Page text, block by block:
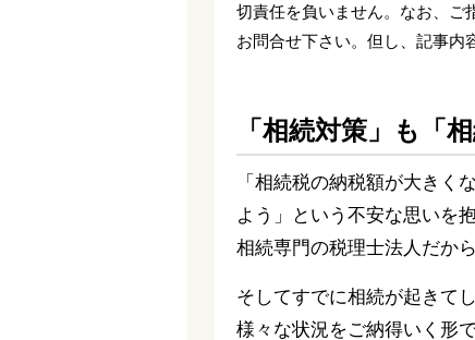
切責任を負いません。なお、ご
お問合せ下さい。但し、記事内
「相続対策」も「
「相続税の納税額が大きく
よう」という不安な思いを
相続専門の税理士法人だか
そしてすでに相続が起きて
様々な状況をご納得いく形